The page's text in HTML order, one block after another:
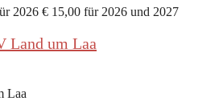
2026 € 15,00 für 2026 und 2027
Land um Laa
Laa